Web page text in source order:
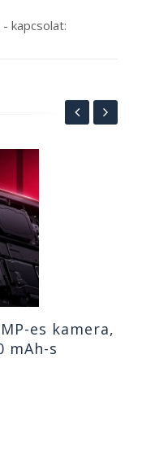
kapcsolat:
es kamera,
mAh-s